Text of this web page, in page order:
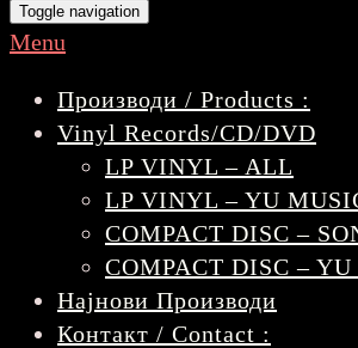
Toggle navigation
Menu
Производи / Products :
Vinyl Records/CD/DVD
LP VINYL – ALL
LP VINYL – YU
COMPACT DISC –
COMPACT DISC –
Најнови Производи
Контакт / Contact :